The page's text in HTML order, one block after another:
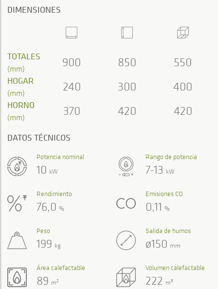
DIMENSIONES
TOTALES
(mm) 900 850 550
HOGAR
(mm) 240 300 400
HORNO
(mm) 370 420 420
DATOS TÉCNICOS
Rango de potencia
7-13 kW
Potencia nominal
10 kW
Rendimiento
76,0 %
Emisiones CO
0,11 %
Volumen calefactable
222 m3
Área calefactable
89 m2
Peso
199 kg
Salida de humos
ø150 mm